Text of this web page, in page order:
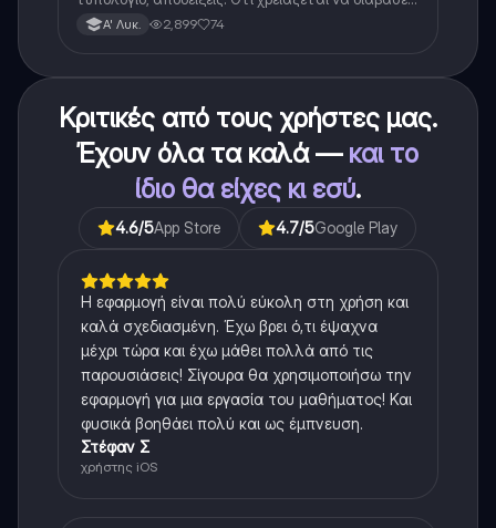
για το θεωρητικο κομματι της αλγεβρας.
Α' Λυκ. 2,899 74
Κριτικές από τους χρήστες μας.
Έχουν όλα τα καλά — και το
ίδιο θα είχες κι εσύ.
4.6/5App Store 4.7/5Google Play
Η εφαρμογή είναι πολύ εύκολη στη χρήση και
καλά σχεδιασμένη. Έχω βρει ό,τι έψαχνα
μέχρι τώρα και έχω μάθει πολλά από τις
παρουσιάσεις! Σίγουρα θα χρησιμοποιήσω την
εφαρμογή για μια εργασία του μαθήματος! Και
φυσικά βοηθάει πολύ και ως έμπνευση.
Στέφαν Σ
χρήστης iOS